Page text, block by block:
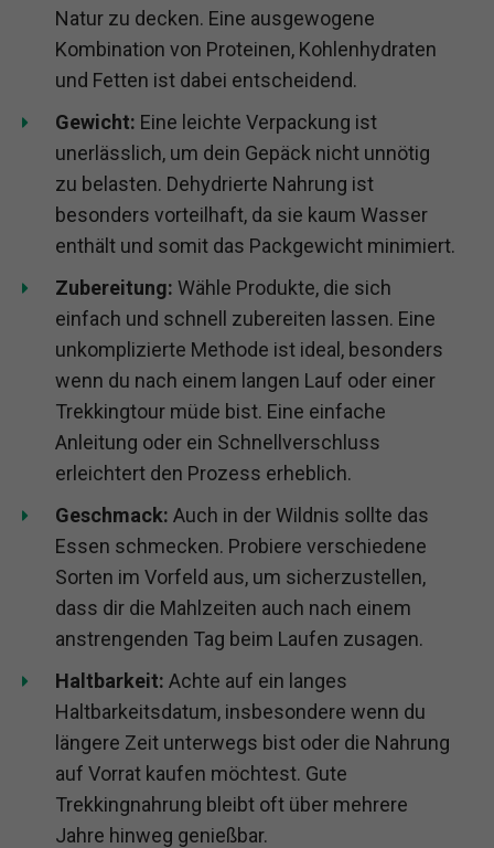
Natur zu decken. Eine ausgewogene
Kombination von Proteinen, Kohlenhydraten
und Fetten ist dabei entscheidend.
Gewicht: Eine leichte Verpackung ist
unerlässlich, um dein Gepäck nicht unnötig
zu belasten. Dehydrierte Nahrung ist
besonders vorteilhaft, da sie kaum Wasser
enthält und somit das Packgewicht minimiert.
Zubereitung: Wähle Produkte, die sich
einfach und schnell zubereiten lassen. Eine
unkomplizierte Methode ist ideal, besonders
wenn du nach einem langen Lauf oder einer
Trekkingtour müde bist. Eine einfache
Anleitung oder ein Schnellverschluss
erleichtert den Prozess erheblich.
Geschmack: Auch in der Wildnis sollte das
Essen schmecken. Probiere verschiedene
Sorten im Vorfeld aus, um sicherzustellen,
dass dir die Mahlzeiten auch nach einem
anstrengenden Tag beim Laufen zusagen.
Haltbarkeit: Achte auf ein langes
Haltbarkeitsdatum, insbesondere wenn du
längere Zeit unterwegs bist oder die Nahrung
auf Vorrat kaufen möchtest. Gute
Trekkingnahrung bleibt oft über mehrere
Jahre hinweg genießbar.